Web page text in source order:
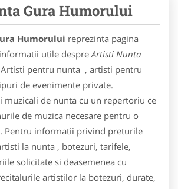
Gura Humorului
Humorului reprezinta pagina
utile despre Artisti Nunta
pentru nunta , artisti pentru
de evenimente private.
muzicali de nunta cu un repertoriu ce
de muzica necesare pentru o
Pentru informatii privind preturile
la nunta , botezuri, tarifele,
solicitate si deasemenea cu
artistilor la botezuri, durate,